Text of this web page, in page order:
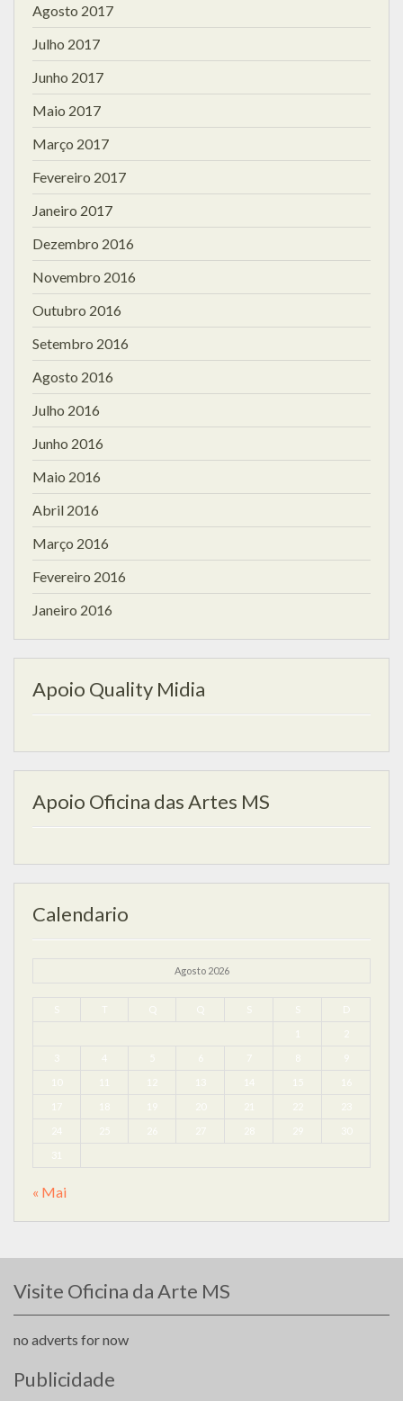
Agosto 2017
Julho 2017
Junho 2017
Maio 2017
Março 2017
Fevereiro 2017
Janeiro 2017
Dezembro 2016
Novembro 2016
Outubro 2016
Setembro 2016
Agosto 2016
Julho 2016
Junho 2016
Maio 2016
Abril 2016
Março 2016
Fevereiro 2016
Janeiro 2016
Apoio Quality Midia
Apoio Oficina das Artes MS
Calendario
Agosto 2026
S T Q Q S S D
1
3 4 5 6 7 8 9
10 11 12 13 14 15 16
17 18 19 20 21 23
24 25 26 27 28 29 30
31
« Mai
Visite Oficina da Arte MS
no adverts for now
Publicidade